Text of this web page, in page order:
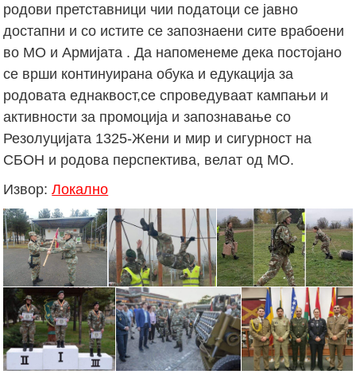
родови претставници чии податоци се јавно
достапни и со истите се запознаени сите врабоени
во МО и Армијата . Да напоменеме дека постојано
се врши континуирана обука и едукација за
родовата еднаквост,се спроведуваат кампањи и
активности за промоција и запознавање со
Резолуцијата 1325-Жени и мир и сигурност на
СБОН и родова перспектива, велат од МО.
Извор:Локално